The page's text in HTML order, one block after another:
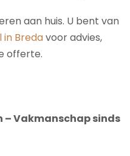
aan huis. U bent van
in Bredavoor advies,
offerte.
– Vakmanschap sinds